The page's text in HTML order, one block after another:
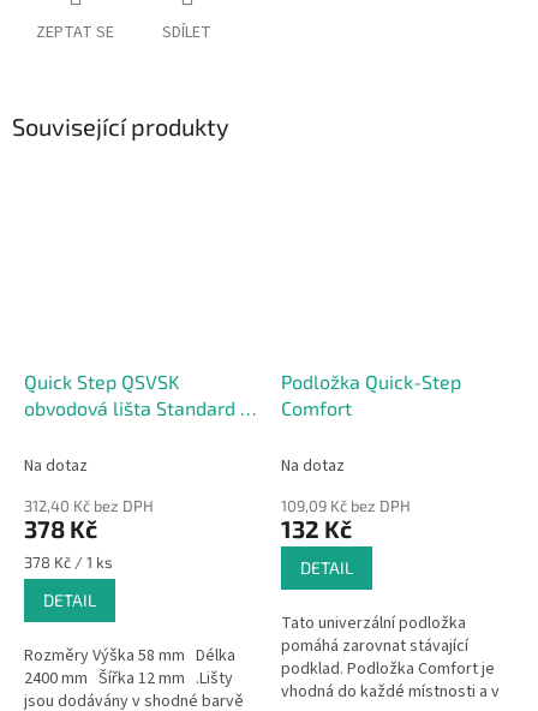
ZEPTAT SE SDÍLET
Související produkty
Quick Step QSVSK
obvodová lišta Standard k
podlahám 58x12x2400mm
Na dotaz
312,40 Kč bez DPH
378 Kč
Měrná
cena:
378 Kč / 1 ks
DETAIL
Rozměry Výška 58 mm Délka
2400 mm Šířka 12 mm .Lišty
jsou dodávány v shodné barvě
Podložka Quick-Step
Comfort
Na dotaz
109,09 Kč bez DPH
132 Kč
DETAIL
Tato univerzální podložka
pomáhá zarovnat stávající
podklad. Podložka Comfort je
vhodná do každé místnosti a v